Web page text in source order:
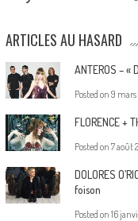
ARTICLES AU HASARD
ANTEROS – «
Posted on 9 mars
FLORENCE +
Posted on 7 août
DOLORES
foison
Posted on 16